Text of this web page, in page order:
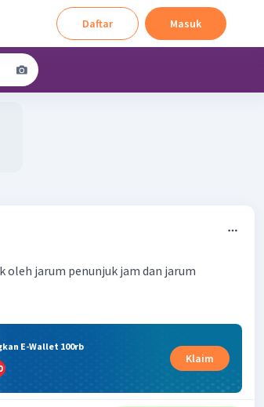
Daftar Masuk
oleh jarum penunjuk jam dan jarum
E-Wallet 100rb
Klaim